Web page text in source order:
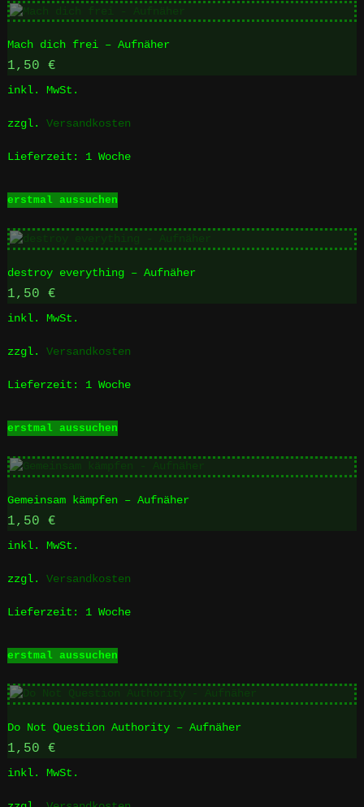
Mach dich frei – Aufnäher
1,50 €
inkl. MwSt.
zzgl. Versandkosten
Lieferzeit: 1 Woche
erstmal aussuchenProdukt
mehrere
auf.
destroy everything – Aufnäher
1,50 €
inkl. MwSt.
zzgl. Versandkosten
Lieferzeit: 1 Woche
erstmal aussuchenProdukt
mehrere
auf.
Produktseite
Gemeinsam kämpfen – Aufnäher
1,50 €
inkl. MwSt.
zzgl. Versandkosten
Lieferzeit: 1 Woche
erstmal aussuchenProdukt
mehrere
auf.
Do Not Question Authority – Aufnäher
1,50 €
inkl. MwSt.